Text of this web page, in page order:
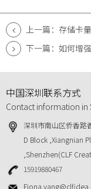
上一篇：存储卡
下一篇：如何增
中国深圳联系方式
Contact information in
深圳市南山区侨香路
D Block ,Xiangnian
,Shenzhen(CLF
15919880467